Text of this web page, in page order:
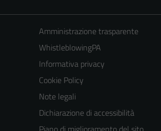
Amministrazione trasparente
WhistleblowingPA
Informativa privacy
Cookie Policy
Note legali
Dichiarazione di accessibilità
Tecnici
Questi cookie
sono necessari
per il